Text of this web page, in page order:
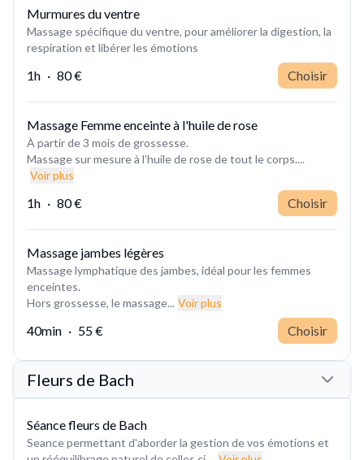
Murmures du ventre
Massage spécifique du ventre, pour améliorer la digestion, la
respiration et libérer les émotions
1h · 80 € Choisir
Massage Femme enceinte à l'huile de rose
À partir de 3 mois de grossesse.
Massage sur mesure à l’huile de rose de tout le corps....
Voir plus
1h · 80 € Choisir
Massage jambes légères
Massage lymphatique des jambes, idéal pour les femmes
enceintes.
Hors grossesse, le massage... Voir plus
40min · 55 € Choisir
Fleurs de Bach
Séance fleurs de Bach
Seance permettant d'aborder la gestion de vos émotions et